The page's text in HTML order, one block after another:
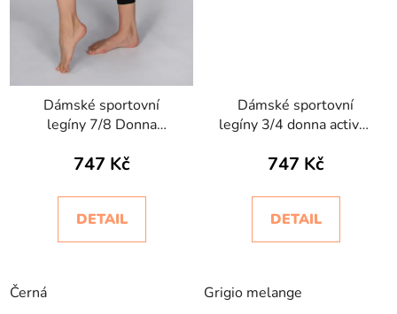
Dámské sportovní
legíny 7/8 Donna
747 Kč
DETAIL
Černá
Dámské sportovní
legíny 3/4 donna active-
747 Kč
DETAIL
Grigio melange